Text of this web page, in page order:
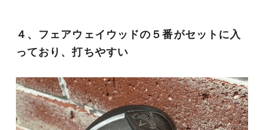
４、フェアウェイウッドの５番がセットに入
っており、打ちやすい